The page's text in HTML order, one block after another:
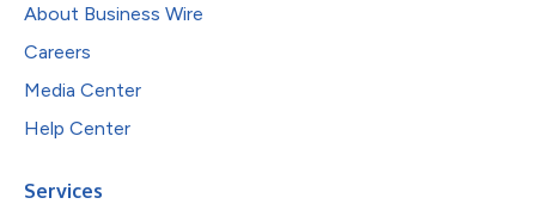
About Business Wire
Careers
Media Center
Help Center
Services